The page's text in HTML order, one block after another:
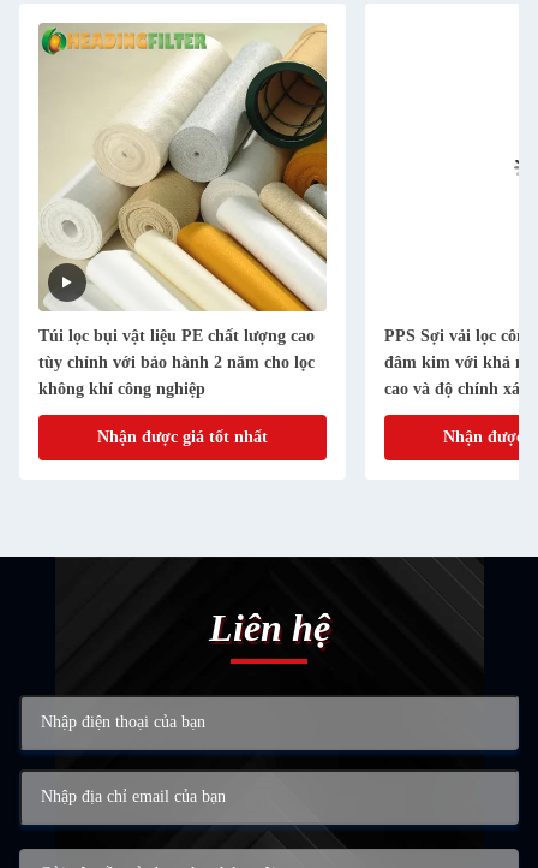
Túi lọc bụi vật liệu PE chất lượng cao
tùy chỉnh với bảo hành 2 năm cho lọc
không khí công nghiệp
Nhận được giá tốt nhất
PPS Sợi vải lọc
đâm kim với khả
cao và độ chính xác
chống ăn mòn hóa
Nhận được
Liên hệ